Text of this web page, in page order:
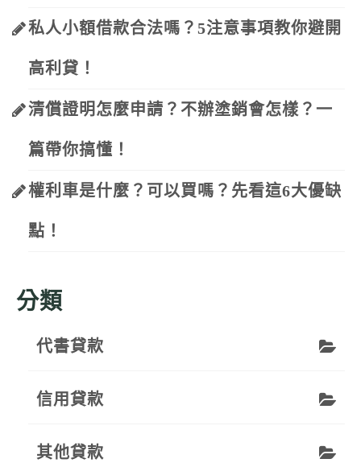
私人小額借款合法嗎？5注意事項教你避開
高利貸！
清償證明怎麼申請？不辦塗銷會怎樣？一
篇帶你搞懂！
權利車是什麼？可以買嗎？先看這6大優缺
點！
分類
代書貸款
信用貸款
其他貸款